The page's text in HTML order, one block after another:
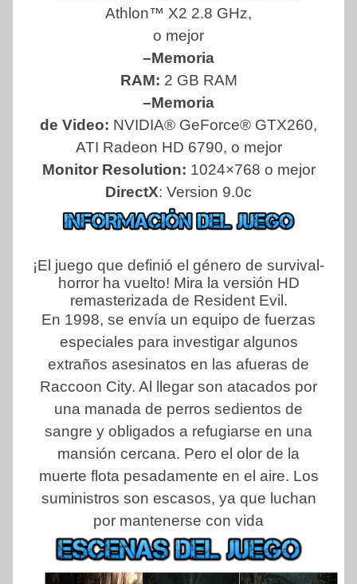
Athlon™ X2 2.8 GHz,
o mejor
–Memoria
RAM: 2 GB RAM
–Memoria
de Video: NVIDIA® GeForce® GTX260,
ATI Radeon HD 6790, o mejor
Monitor Resolution: 1024×768 o mejor
DirectX: Version 9.0c
¡El juego que definió el género de survival-
horror ha vuelto! Mira la versión HD
remasterizada de Resident Evil.
En 1998, se envía un equipo de fuerzas
especiales para investigar algunos
extraños asesinatos en las afueras de
Raccoon City. Al llegar son atacados por
una manada de perros sedientos de
sangre y obligados a refugiarse en una
mansión cercana. Pero el olor de la
muerte flota pesadamente en el aire. Los
suministros son escasos, ya que luchan
por mantenerse con vida